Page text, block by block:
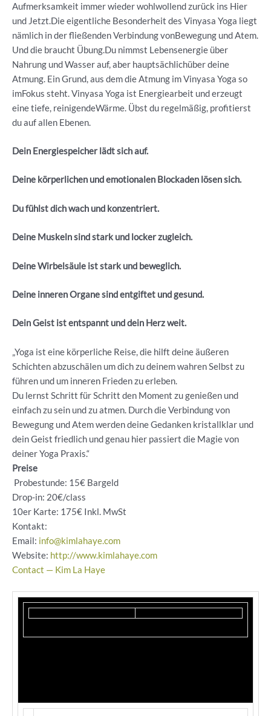
Aufmerksamkeit immer wieder wohlwollend zurück ins Hier
und Jetzt.Die eigentliche Besonderheit des Vinyasa Yoga liegt
nämlich in der fließenden Verbindung vonBewegung und Atem.
Und die braucht Übung.Du nimmst Lebensenergie über
Nahrung und Wasser auf, aber hauptsächlichüber deine
Atmung. Ein Grund, aus dem die Atmung im Vinyasa Yoga so
imFokus steht. Vinyasa Yoga ist Energiearbeit und erzeugt
eine tiefe, reinigendeWärme. Übst du regelmäßig, profitierst
du auf allen Ebenen.
Dein Energiespeicher lädt sich auf.
Deine körperlichen und emotionalen Blockaden lösen sich.
Du fühlst dich wach und konzentriert.
Deine Muskeln sind stark und locker zugleich.
Deine Wirbelsäule ist stark und beweglich.
Deine inneren Organe sind entgiftet und gesund.
Dein Geist ist entspannt und dein Herz weit.
„Yoga ist eine körperliche Reise, die hilft deine äußeren
Schichten abzuschälen um dich zu deinem wahren Selbst zu
führen und um inneren Frieden zu erleben.
Du lernst Schritt für Schritt den Moment zu genießen und
einfach zu sein und zu atmen. Durch die Verbindung von
Bewegung und Atem werden deine Gedanken kristallklar und
dein Geist friedlich und genau hier passiert die Magie von
deiner Yoga Praxis.“
Preise
Probestunde: 15€ Bargeld
Drop-in: 20€/class
10er Karte: 175€ Inkl. MwSt
Kontakt:
Email: info@kimlahaye.com
Website: http://www.kimlahaye.com
Contact — Kim La Haye